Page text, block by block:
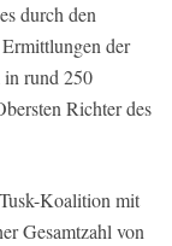
durch den
der
in rund 250
Richter des
Koalition mit
Gesamtzahl von